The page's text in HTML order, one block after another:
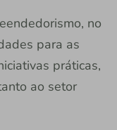
no
para as
práticas,
ao setor